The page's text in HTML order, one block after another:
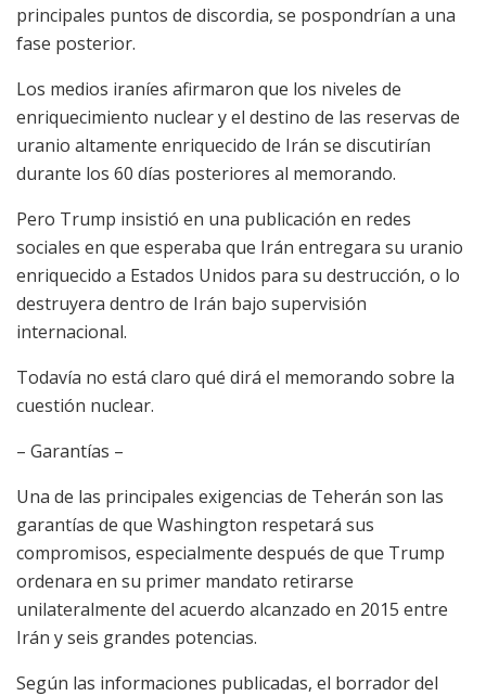
principales puntos de discordia, se pospondrían a una
fase posterior.
Los medios iraníes afirmaron que los niveles de
enriquecimiento nuclear y el destino de las reservas de
uranio altamente enriquecido de Irán se discutirían
durante los 60 días posteriores al memorando.
Pero Trump insistió en una publicación en redes
sociales en que esperaba que Irán entregara su uranio
enriquecido a Estados Unidos para su destrucción, o lo
destruyera dentro de Irán bajo supervisión
internacional.
Todavía no está claro qué dirá el memorando sobre la
cuestión nuclear.
– Garantías –
Una de las principales exigencias de Teherán son las
garantías de que Washington respetará sus
compromisos, especialmente después de que Trump
ordenara en su primer mandato retirarse
unilateralmente del acuerdo alcanzado en 2015 entre
Irán y seis grandes potencias.
Según las informaciones publicadas, el borrador del